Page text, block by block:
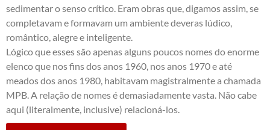
sedimentar o senso crítico. Eram obras que, digamos assim, se
completavam e formavam um ambiente deveras lúdico,
romântico, alegre e inteligente.
Lógico que esses são apenas alguns poucos nomes do enorme
elenco que nos fins dos anos 1960, nos anos 1970 e até
meados dos anos 1980, habitavam magistralmente a chamada
MPB. A relação de nomes é demasiadamente vasta. Não cabe
aqui (literalmente, inclusive) relacioná-los.